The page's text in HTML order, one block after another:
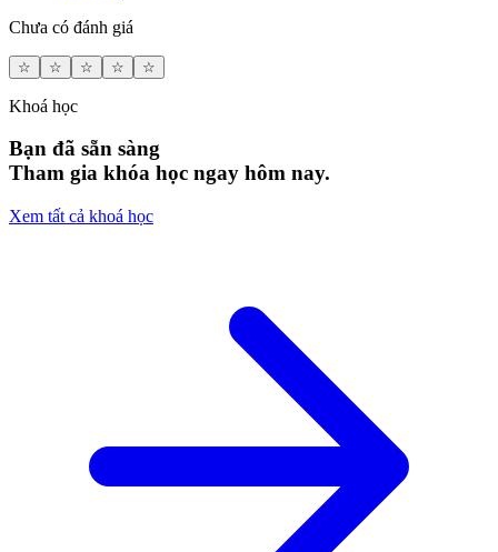
Chưa có đánh giá
☆ ☆ ☆ ☆ ☆
Khoá học
Bạn đã sẵn sàng
Tham gia khóa học ngay hôm nay.
Xem tất cả khoá học